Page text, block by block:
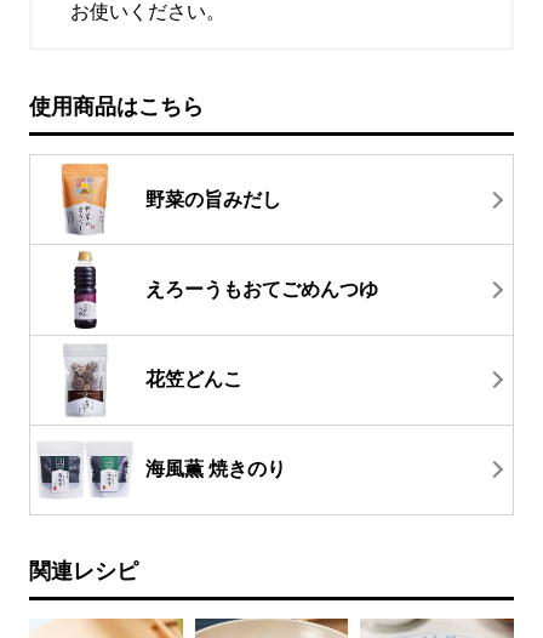
お使いください。
使用商品はこちら
野菜の旨みだし
えろーうもおてごめんつゆ
花笠どんこ
海風薫 焼きのり
関連レシピ